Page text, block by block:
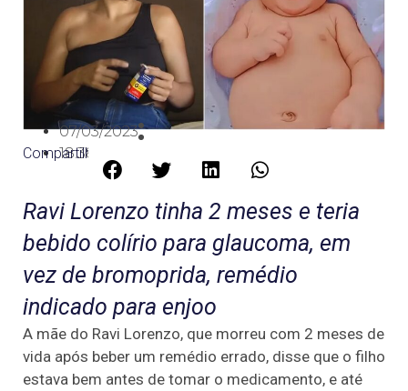
07/03/2023
18:38
Compartilhe:
Ravi Lorenzo tinha 2 meses e teria
bebido colírio para glaucoma, em
vez de bromoprida, remédio
indicado para enjoo
A mãe do Ravi Lorenzo, que morreu com 2 meses de
vida após beber um remédio errado, disse que o filho
estava bem antes de tomar o medicamento, e até